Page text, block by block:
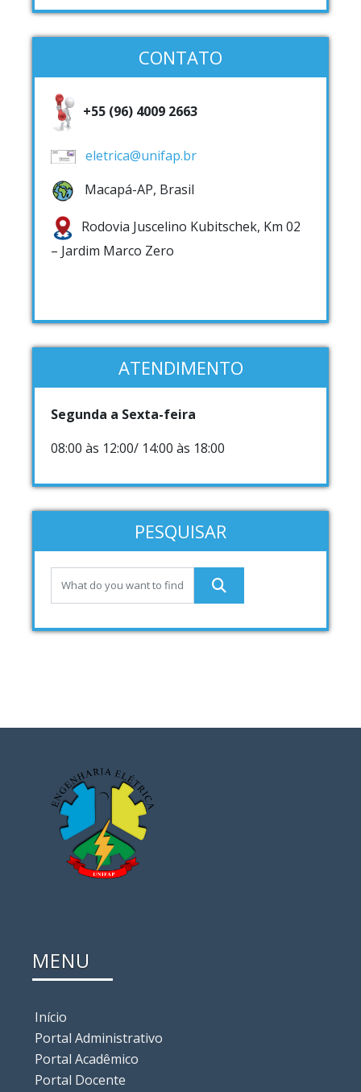
CONTATO
+55 (96) 4009 2663
eletrica@unifap.br
Macapá-AP, Brasil
Rodovia Juscelino Kubitschek, Km 02
– Jardim Marco Zero
ATENDIMENTO
Segunda a Sexta-feira
08:00 às 12:00/ 14:00 às 18:00
PESQUISAR
MENU
Início
Portal Administrativo
Portal Acadêmico
Portal Docente